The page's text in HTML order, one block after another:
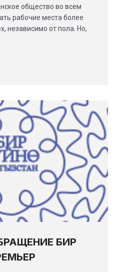
общество во всем
рабочие места более
независимо от пола. Но,
БИР